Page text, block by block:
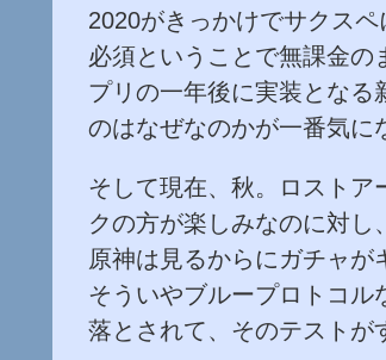
2020がきっかけでサクス
必須ということで無課金の
プリの一年後に実装となる
のはなぜなのかが一番気に
そして現在、秋。ロストア
クの方が楽しみなのに対し
原神は見るからにガチャが
そういやブループロトコル
落とされて、そのテストが